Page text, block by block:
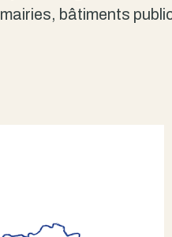
mairies, bâtiments